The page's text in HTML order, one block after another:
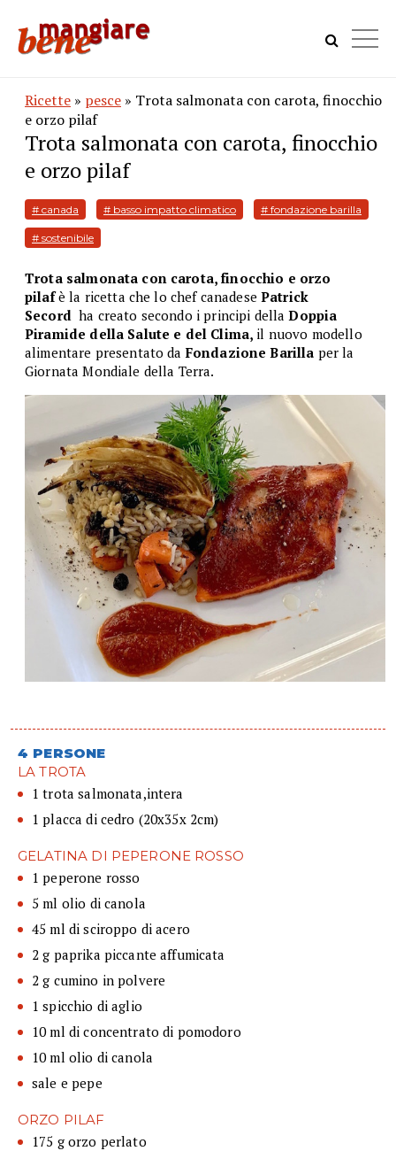
Ricette » pesce » Trota salmonata con carota, finocchio
e orzo pilaf
Trota salmonata con carota, finocchio
e orzo pilaf
# canada # basso impatto climatico # fondazione barilla
# sostenibile
Trota salmonata con carota, finocchio e orzo
pilafè la ricetta che lo chef canadesePatrick
Secord ha creato secondo i principi dellaDoppia
Piramide della Salute e del Clima, il nuovo modello
alimentare presentato da Fondazione Barilla per la
Giornata Mondiale della Terra.
4 PERSONE
LA TROTA
1 trota salmonata,intera
1 placca di cedro (20x35x 2cm)
GELATINA DI PEPERONE ROSSO
1 peperone rosso
5 ml olio di canola
45 ml di sciroppo di acero
2 g paprika piccante affumicata
2 g cumino in polvere
1 spicchio di aglio
10 ml di concentrato di pomodoro
10 ml olio di canola
sale e pepe
ORZO PILAF
175 g orzo perlato